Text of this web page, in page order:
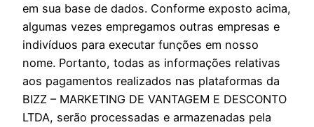
em sua base de dados. Conforme exposto acima,
algumas vezes empregamos outras empresas e
indivíduos para executar funções em nosso
nome. Portanto, todas as informações relativas
aos pagamentos realizados nas plataformas da
BIZZ – MARKETING DE VANTAGEM E DESCONTO
LTDA, serão processadas e armazenadas pela